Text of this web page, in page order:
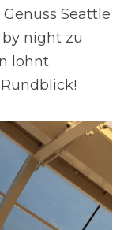
Seattle
night zu
lohnt